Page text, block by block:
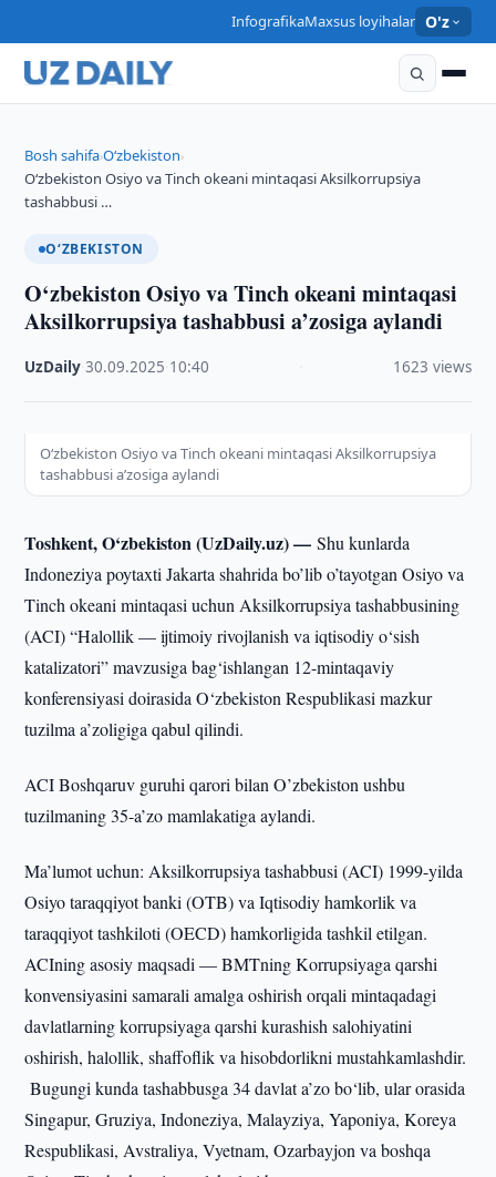
InfografikaMaxsus loyihalar O'z
Bosh sahifa›O‘zbekiston›
O‘zbekiston Osiyo va Tinch okeani mintaqasi Aksilkorrupsiya
tashabbusi …
O‘ZBEKISTON
O‘zbekiston Osiyo va Tinch okeani mintaqasi
Aksilkorrupsiya tashabbusi a’zosiga aylandi
UzDaily ·30.09.2025 10:40 1623 views
O‘zbekiston Osiyo va Tinch okeani mintaqasi Aksilkorrupsiya
tashabbusi a’zosiga aylandi
Toshkent, O‘zbekiston (UzDaily.uz) —Shu kunlarda
Indoneziya poytaxti Jakarta shahrida bo’lib o’tayotgan Osiyo va
Tinch okeani mintaqasi uchun Aksilkorrupsiya tashabbusining
(ACI) “Halollik — ijtimoiy rivojlanish va iqtisodiy o‘sish
katalizatori” mavzusiga bag‘ishlangan 12-mintaqaviy
konferensiyasi doirasida O‘zbekiston Respublikasi mazkur
tuzilma a’zoligiga qabul qilindi.
ACI Boshqaruv guruhi qarori bilan O’zbekiston ushbu
tuzilmaning 35-a’zo mamlakatiga aylandi.
Ma’lumot uchun: Aksilkorrupsiya tashabbusi (ACI) 1999-yilda
Osiyo taraqqiyot banki (OTB) va Iqtisodiy hamkorlik va
taraqqiyot tashkiloti (OECD) hamkorligida tashkil etilgan.
ACIning asosiy maqsadi — BMTning Korrupsiyaga qarshi
konvensiyasini samarali amalga oshirish orqali mintaqadagi
davlatlarning korrupsiyaga qarshi kurashish salohiyatini
oshirish, halollik, shaffoflik va hisobdorlikni mustahkamlashdir.
Bugungi kunda tashabbusga 34 davlat a’zo bo‘lib, ular orasida
Singapur, Gruziya, Indoneziya, Malayziya, Yaponiya, Koreya
Respublikasi, Avstraliya, Vyetnam, Ozarbayjon va boshqa